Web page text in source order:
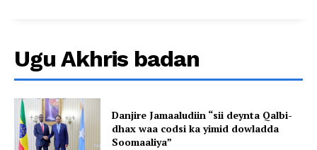
Ugu Akhris badan
Danjire Jamaaludiin “sii deynta Qalbi-
dhax waa codsi ka yimid dowladda
Soomaaliya”